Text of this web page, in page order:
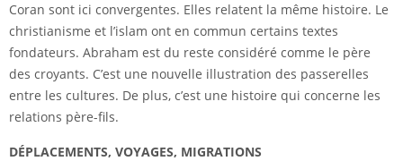
Coran sont ici convergentes. Elles relatent la même histoire. Le
christianisme et l’islam ont en commun certains textes
fondateurs. Abraham est du reste considéré comme le père
des croyants. C’est une nouvelle illustration des passerelles
entre les cultures. De plus, c’est une histoire qui concerne les
relations père-fils.
DÉPLACEMENTS, VOYAGES, MIGRATIONS